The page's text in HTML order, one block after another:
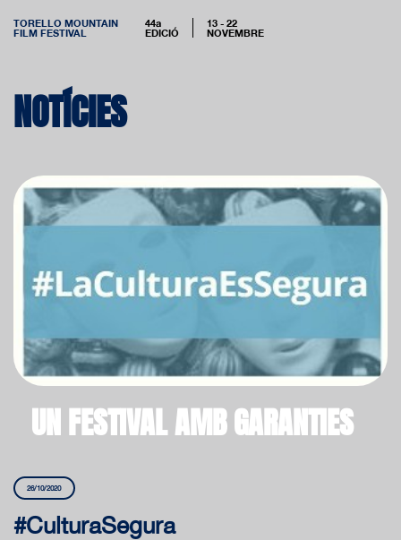
TORELLO MOUNTAIN
FILM FESTIVAL
44a
EDICIÓ
13 - 22
NOVEMBRE
NOTÍCIES
UN FESTIVAL AMB GARANTIES
26/10/2020
#CulturaSegura